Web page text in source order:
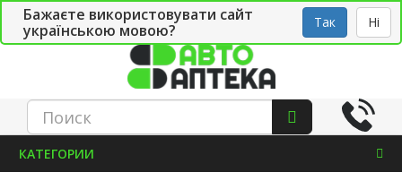
Бажаєте використовувати сайт
українською мовою?
Так Ні
СТО Укр
КАТЕГОРИИ